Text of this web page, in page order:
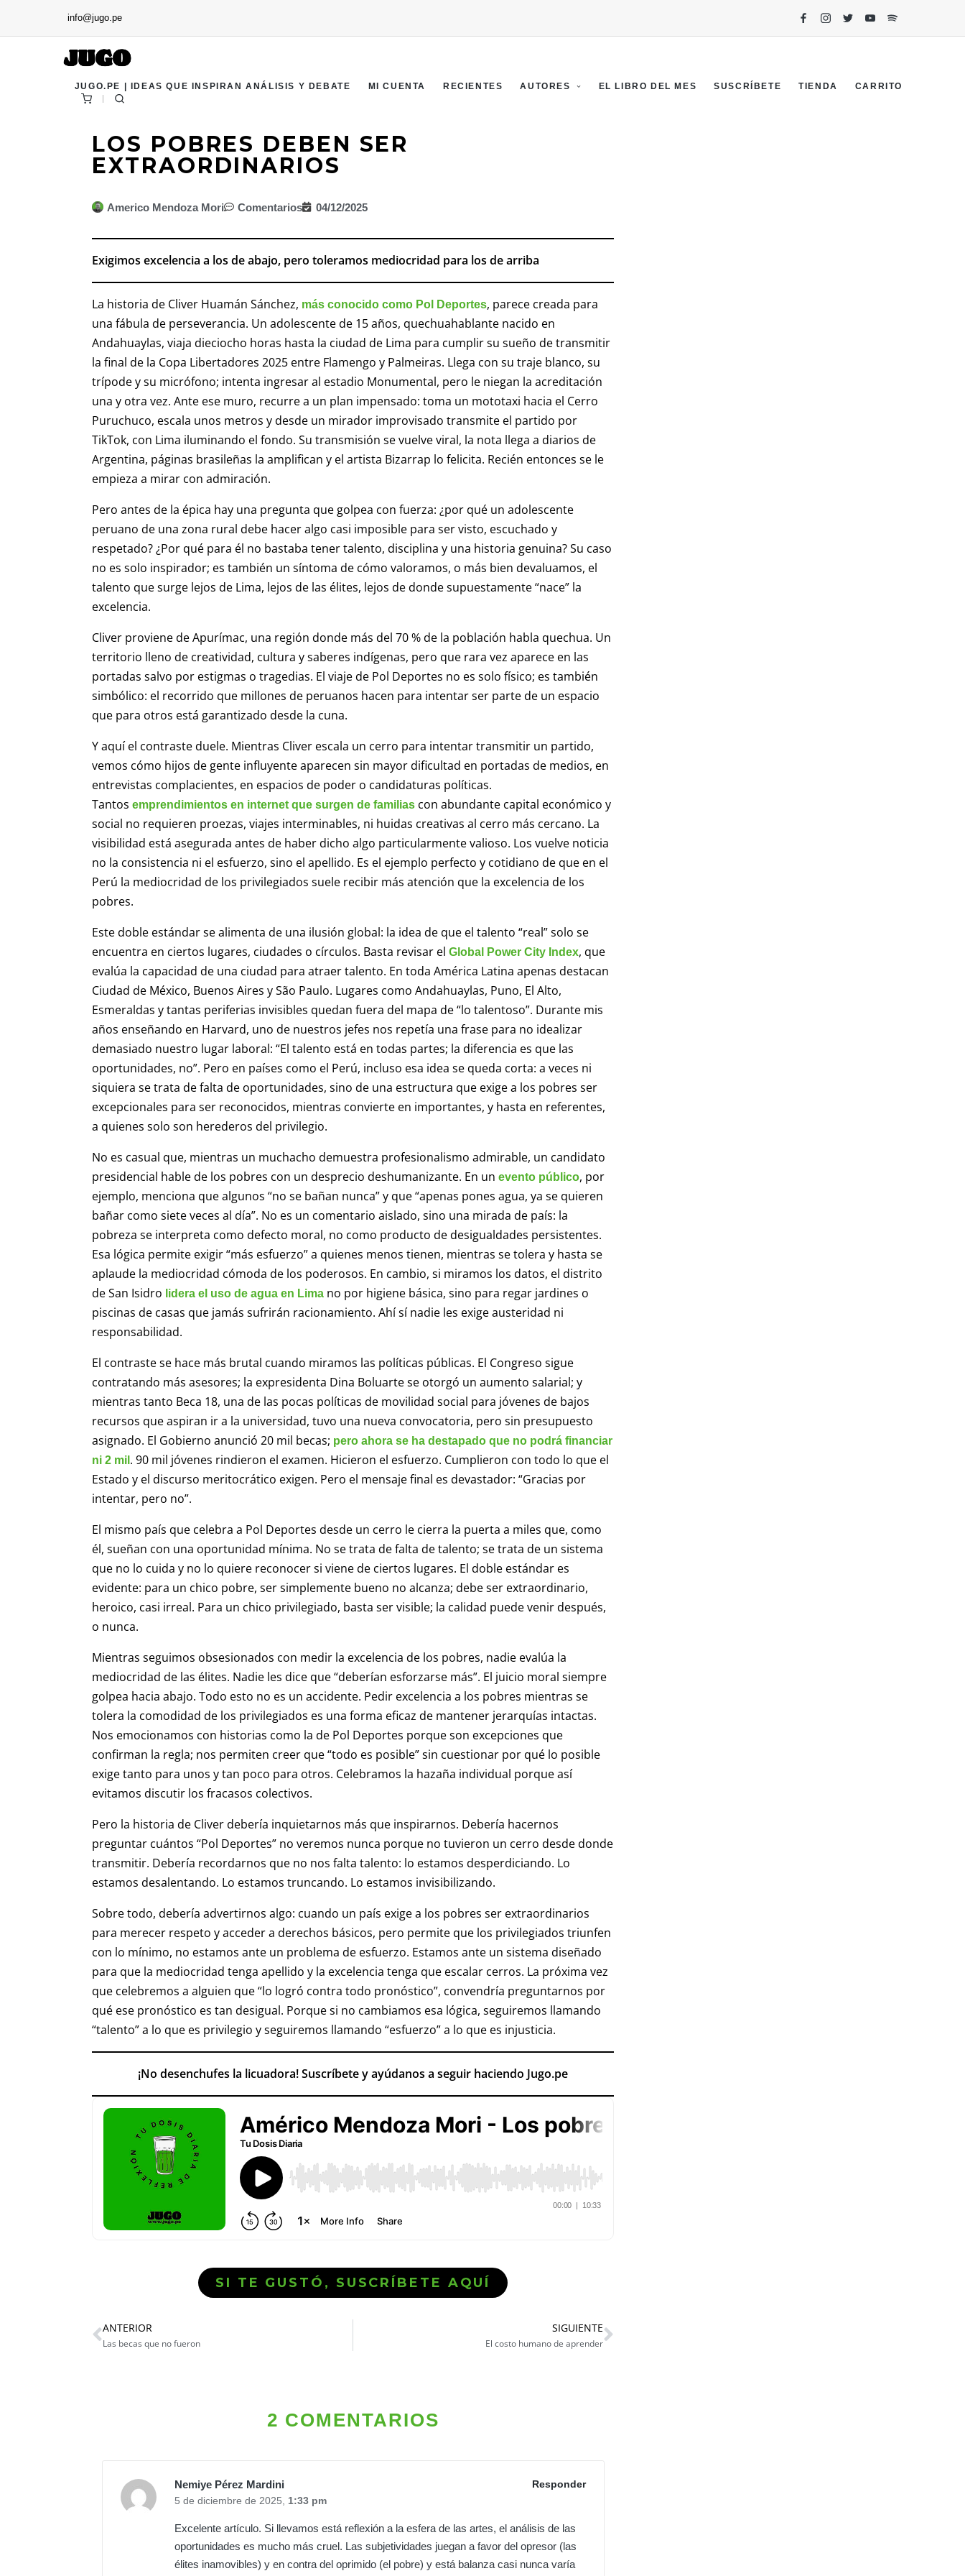
info@jugo.pe
JUGO.PE | IDEAS QUE INSPIRAN ANÁLISIS Y DEBATE MI CUENTA RECIENTES AUTORES EL LIBRO DEL MES SUSCRÍBETE TIENDA CARRITO
LOS POBRES DEBEN SER
EXTRAORDINARIOS
Americo Mendoza Mori Comentarios 04/12/2025
Exigimos excelencia a los de abajo, pero toleramos mediocridad para los de arriba
La historia de Cliver Huamán Sánchez, más conocido como Pol Deportes, parece creada para
una fábula de perseverancia. Un adolescente de 15 años, quechuahablante nacido en
Andahuaylas, viaja dieciocho horas hasta la ciudad de Lima para cumplir su sueño de transmitir
la final de la Copa Libertadores 2025 entre Flamengo y Palmeiras. Llega con su traje blanco, su
trípode y su micrófono; intenta ingresar al estadio Monumental, pero le niegan la acreditación
una y otra vez. Ante ese muro, recurre a un plan impensado: toma un mototaxi hacia el Cerro
Puruchuco, escala unos metros y desde un mirador improvisado transmite el partido por
TikTok, con Lima iluminando el fondo. Su transmisión se vuelve viral, la nota llega a diarios de
Argentina, páginas brasileñas la amplifican y el artista Bizarrap lo felicita. Recién entonces se le
empieza a mirar con admiración.
Pero antes de la épica hay una pregunta que golpea con fuerza: ¿por qué un adolescente
peruano de una zona rural debe hacer algo casi imposible para ser visto, escuchado y
respetado? ¿Por qué para él no bastaba tener talento, disciplina y una historia genuina? Su caso
no es solo inspirador; es también un síntoma de cómo valoramos, o más bien devaluamos, el
talento que surge lejos de Lima, lejos de las élites, lejos de donde supuestamente “nace” la
excelencia.
Cliver proviene de Apurímac, una región donde más del 70 % de la población habla quechua. Un
territorio lleno de creatividad, cultura y saberes indígenas, pero que rara vez aparece en las
portadas salvo por estigmas o tragedias. El viaje de Pol Deportes no es solo físico; es también
simbólico: el recorrido que millones de peruanos hacen para intentar ser parte de un espacio
que para otros está garantizado desde la cuna.
Y aquí el contraste duele. Mientras Cliver escala un cerro para intentar transmitir un partido,
vemos cómo hijos de gente influyente aparecen sin mayor dificultad en portadas de medios, en
entrevistas complacientes, en espacios de poder o candidaturas políticas.
Tantosemprendimientos en internet que surgen de familias con abundante capital económico y
social no requieren proezas, viajes interminables, ni huidas creativas al cerro más cercano. La
visibilidad está asegurada antes de haber dicho algo particularmente valioso. Los vuelve noticia
no la consistencia ni el esfuerzo, sino el apellido. Es el ejemplo perfecto y cotidiano de que en el
Perú la mediocridad de los privilegiados suele recibir más atención que la excelencia de los
pobres.
Este doble estándar se alimenta de una ilusión global: la idea de que el talento “real” solo se
encuentra en ciertos lugares, ciudades o círculos. Basta revisar elGlobal Power City Index, que
evalúa la capacidad de una ciudad para atraer talento. En toda América Latina apenas destacan
Ciudad de México, Buenos Aires y São Paulo. Lugares como Andahuaylas, Puno, El Alto,
Esmeraldas y tantas periferias invisibles quedan fuera del mapa de “lo talentoso”. Durante mis
años enseñando en Harvard, uno de nuestros jefes nos repetía una frase para no idealizar
demasiado nuestro lugar laboral: “El talento está en todas partes; la diferencia es que las
oportunidades, no”. Pero en países como el Perú, incluso esa idea se queda corta: a veces ni
siquiera se trata de falta de oportunidades, sino de una estructura que exige a los pobres ser
excepcionales para ser reconocidos, mientras convierte en importantes, y hasta en referentes,
a quienes solo son herederos del privilegio.
No es casual que, mientras un muchacho demuestra profesionalismo admirable, un candidato
presidencial hable de los pobres con un desprecio deshumanizante. En unevento público, por
ejemplo, menciona que algunos “no se bañan nunca” y que “apenas pones agua, ya se quieren
bañar como siete veces al día”. No es un comentario aislado, sino una mirada de país: la
pobreza se interpreta como defecto moral, no como producto de desigualdades persistentes.
Esa lógica permite exigir “más esfuerzo” a quienes menos tienen, mientras se tolera y hasta se
aplaude la mediocridad cómoda de los poderosos. En cambio, si miramos los datos, el distrito
de San Isidro lidera el uso de agua en Lima no por higiene básica, sino para regar jardines o
piscinas de casas que jamás sufrirán racionamiento. Ahí sí nadie les exige austeridad ni
responsabilidad.
El contraste se hace más brutal cuando miramos las políticas públicas. El Congreso sigue
contratando más asesores; la expresidenta Dina Boluarte se otorgó un aumento salarial; y
mientras tanto Beca 18, una de las pocas políticas de movilidad social para jóvenes de bajos
recursos que aspiran ir a la universidad, tuvo una nueva convocatoria, pero sin presupuesto
asignado. El Gobierno anunció 20 mil becas; pero ahora se ha destapado que no podrá financiar
ni 2 mil . 90 mil jóvenes rindieron el examen. Hicieron el esfuerzo. Cumplieron con todo lo que el
Estado y el discurso meritocrático exigen. Pero el mensaje final es devastador: “Gracias por
intentar, pero no”.
El mismo país que celebra a Pol Deportes desde un cerro le cierra la puerta a miles que, como
él, sueñan con una oportunidad mínima. No se trata de falta de talento; se trata de un sistema
que no lo cuida y no lo quiere reconocer si viene de ciertos lugares. El doble estándar es
evidente: para un chico pobre, ser simplemente bueno no alcanza; debe ser extraordinario,
heroico, casi irreal. Para un chico privilegiado, basta ser visible; la calidad puede venir después,
o nunca.
Mientras seguimos obsesionados con medir la excelencia de los pobres, nadie evalúa la
mediocridad de las élites. Nadie les dice que “deberían esforzarse más”. El juicio moral siempre
golpea hacia abajo. Todo esto no es un accidente. Pedir excelencia a los pobres mientras se
tolera la comodidad de los privilegiados es una forma eficaz de mantener jerarquías intactas.
Nos emocionamos con historias como la de Pol Deportes porque son excepciones que
confirman la regla; nos permiten creer que “todo es posible” sin cuestionar por qué lo posible
exige tanto para unos y tan poco para otros. Celebramos la hazaña individual porque así
evitamos discutir los fracasos colectivos.
Pero la historia de Cliver debería inquietarnos más que inspirarnos. Debería hacernos
preguntar cuántos “Pol Deportes” no veremos nunca porque no tuvieron un cerro desde donde
transmitir. Debería recordarnos que no nos falta talento: lo estamos desperdiciando. Lo
estamos desalentando. Lo estamos truncando. Lo estamos invisibilizando.
Sobre todo, debería advertirnos algo: cuando un país exige a los pobres ser extraordinarios
para merecer respeto y acceder a derechos básicos, pero permite que los privilegiados triunfen
con lo mínimo, no estamos ante un problema de esfuerzo. Estamos ante un sistema diseñado
para que la mediocridad tenga apellido y la excelencia tenga que escalar cerros. La próxima vez
que celebremos a alguien que “lo logró contra todo pronóstico”, convendría preguntarnos por
qué ese pronóstico es tan desigual. Porque si no cambiamos esa lógica, seguiremos llamando
“talento” a lo que es privilegio y seguiremos llamando “esfuerzo” a lo que es injusticia.
¡No desenchufes la licuadora! Suscríbete y ayúdanos a seguir haciendo Jugo.pe
SI TE GUSTÓ, SUSCRÍBETE AQUÍ
ANTERIOR
Las becas que no fueron
SIGUIENTE
El costo humano de aprender
2 COMENTARIOS
Nemiye Pérez Mardini
Responder
5 de diciembre de 2025, 1:33 pm
Excelente artículo. Si llevamos está reflexión a la esfera de las artes, el análisis de las
oportunidades es mucho más cruel. Las subjetividades juegan a favor del opresor (las
élites inamovibles) y en contra del oprimido (el pobre) y está balanza casi nunca varía